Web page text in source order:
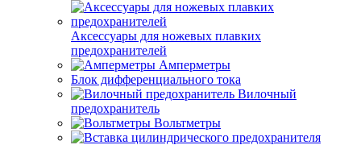
Аксессуары для ножевых плавких
предохранителей
Амперметры
Блок дифференциального тока
Вилочный
предохранитель
Вольтметры